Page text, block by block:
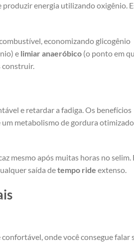
produzir energia utilizando oxigênio.
economizando glicogênio
e limiar anaeróbico (o ponto em
construir.
e retardar a fadiga. Os benefícios
metabolismo de gordura otimizado.
mesmo após muitas horas no selim.
saída detempo ride extenso.
onde você consegue falar